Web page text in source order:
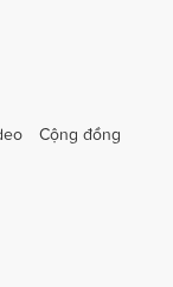
Cộng đồng